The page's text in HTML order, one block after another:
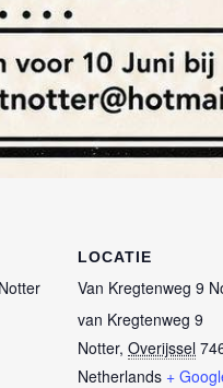
LOCATIE
Van Kregtenweg 9
van Kregtenweg 9
Notter, Overijssel
Netherlands +